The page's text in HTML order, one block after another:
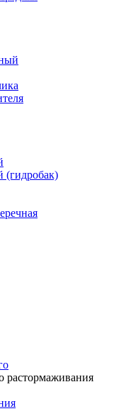
(гидробак)
растормаживания